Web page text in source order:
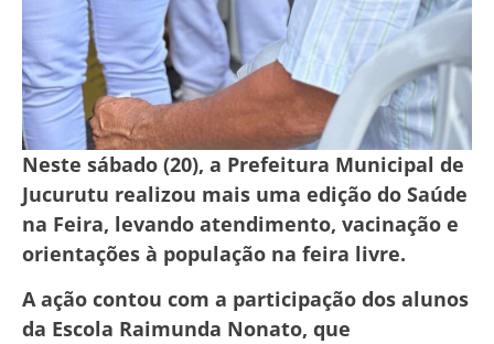
Neste sábado (20), a Prefeitura Municipal de
Jucurutu realizou mais uma edição do Saúde
na Feira, levando atendimento, vacinação e
orientações à população na feira livre.
A ação contou com a participação dos alunos
da Escola Raimunda Nonato, que